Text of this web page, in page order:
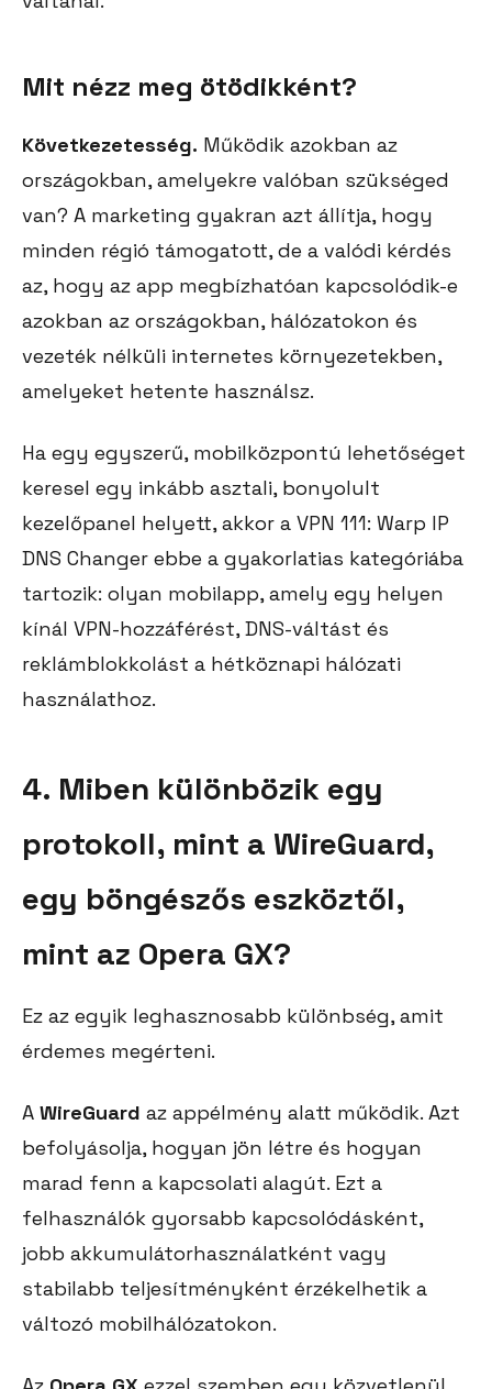
Mit nézz meg ötödikként?
Következetesség. Működik azokban az
országokban, amelyekre valóban szükséged
van? A marketing gyakran azt állítja, hogy
minden régió támogatott, de a valódi kérdés
az, hogy az app megbízhatóan kapcsolódik-e
azokban az országokban, hálózatokon és
vezeték nélküli internetes környezetekben,
amelyeket hetente használsz.
Ha egy egyszerű, mobilközpontú lehetőséget
keresel egy inkább asztali, bonyolult
kezelőpanel helyett, akkor a VPN 111: Warp IP
DNS Changer ebbe a gyakorlatias kategóriába
tartozik: olyan mobilapp, amely egy helyen
kínál VPN-hozzáférést, DNS-váltást és
reklámblokkolást a hétköznapi hálózati
használathoz.
4. Miben különbözik egy
protokoll, mint a WireGuard,
egy böngészős eszköztől,
mint az Opera GX?
Ez az egyik leghasznosabb különbség, amit
érdemes megérteni.
A WireGuard az appélmény alatt működik. Azt
befolyásolja, hogyan jön létre és hogyan
marad fenn a kapcsolati alagút. Ezt a
felhasználók gyorsabb kapcsolódásként,
jobb akkumulátorhasználatként vagy
stabilabb teljesítményként érzékelhetik a
változó mobilhálózatokon.